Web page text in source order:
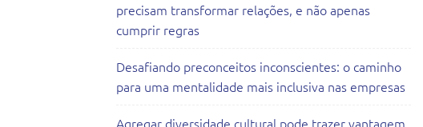
precisam transformar relações, e não apenas
cumprir regras
Desafiando preconceitos inconscientes: o caminho
para uma mentalidade mais inclusiva nas empresas
Agregar diversidade cultural pode trazer vantagem